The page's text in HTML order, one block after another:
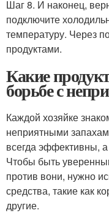
Шаг 8. И наконец,
подключите
температуру. Через
продуктами.
Какие
борьбе с
Каждой хозяйке
неприятными
всегда эффективны,
Чтобы быть
против вони, нужно
средства, такие как
другие.